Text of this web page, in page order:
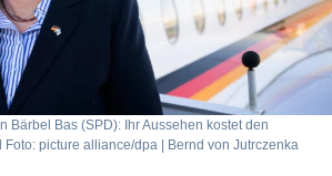
Bärbel Bas (SPD): Ihr Aussehen kostet den
picture alliance/dpa | Bernd von Jutrczenka